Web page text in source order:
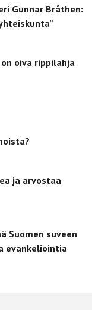
Gunnar Bråthen:
oiva rippilahja
ja arvostaa
Suomen suveen
evankeliointia